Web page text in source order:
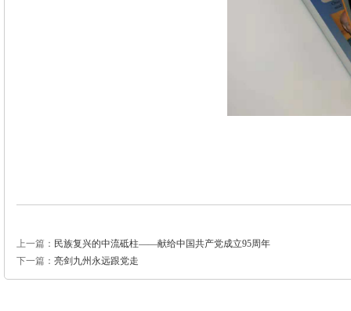
上一篇： 民族复兴的中流砥柱——献给中国共产党成立95周年
下一篇： 亮剑九州永远跟党走